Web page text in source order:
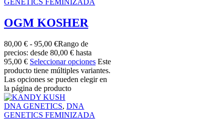
GENETICS FEMINIZADA
OGM KOSHER
80,00 € - 95,00 €Rango de
precios: desde 80,00 € hasta
95,00 € Seleccionar opciones Este
producto tiene múltiples variantes.
Las opciones se pueden elegir en
la página de producto
DNA GENETICS, DNA
GENETICS FEMINIZADA